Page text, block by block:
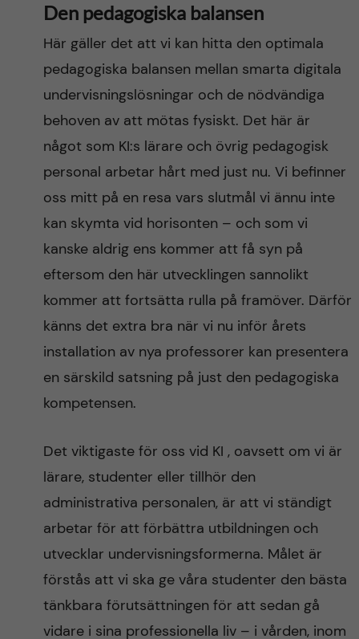
Den pedagogiska balansen
Här gäller det att vi kan hitta den optimala
pedagogiska balansen mellan smarta digitala
undervisningslösningar och de nödvändiga
behoven av att mötas fysiskt. Det här är
något som KI:s lärare och övrig pedagogisk
personal arbetar hårt med just nu. Vi befinner
oss mitt på en resa vars slutmål vi ännu inte
kan skymta vid horisonten – och som vi
kanske aldrig ens kommer att få syn på
eftersom den här utvecklingen sannolikt
kommer att fortsätta rulla på framöver. Därför
känns det extra bra när vi nu inför årets
installation av nya professorer kan presentera
en särskild satsning på just den pedagogiska
kompetensen.
Det viktigaste för oss vid KI , oavsett om vi är
lärare, studenter eller tillhör den
administrativa personalen, är att vi ständigt
arbetar för att förbättra utbildningen och
utvecklar undervisningsformerna. Målet är
förstås att vi ska ge våra studenter den bästa
tänkbara förutsättningen för att sedan gå
vidare i sina professionella liv – i vården, inom